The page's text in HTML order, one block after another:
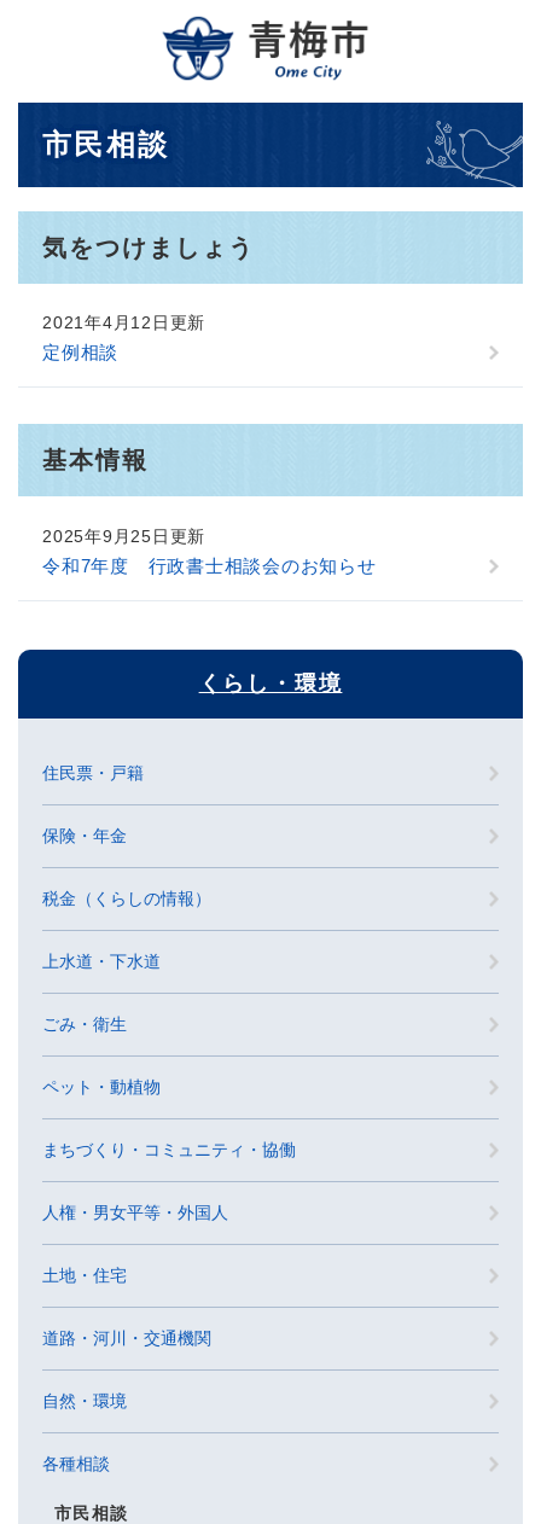
メニューを飛ばして本文へ
市民相談
気をつけましょう
2021年4月12日更新
定例相談
基本情報
2025年9月25日更新
令和7年度 行政書士相談会のお知らせ
くらし・環境
住民票・戸籍
保険・年金
税金（くらしの情報）
上水道・下水道
ごみ・衛生
ペット・動植物
まちづくり・コミュニティ・協働
人権・男女平等・外国人
土地・住宅
道路・河川・交通機関
自然・環境
各種相談
市民相談